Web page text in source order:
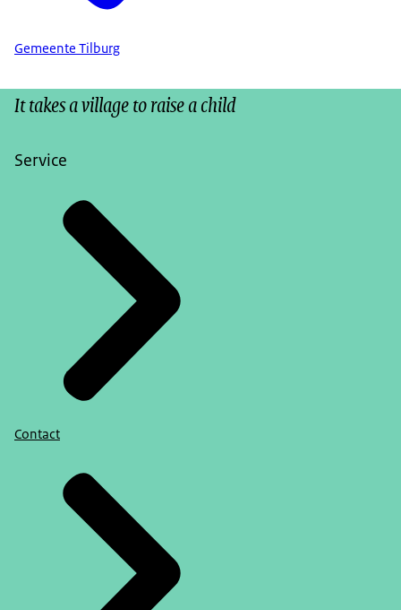
Gemeente Tilburg
It takes a village to raise a child
Service
Contact